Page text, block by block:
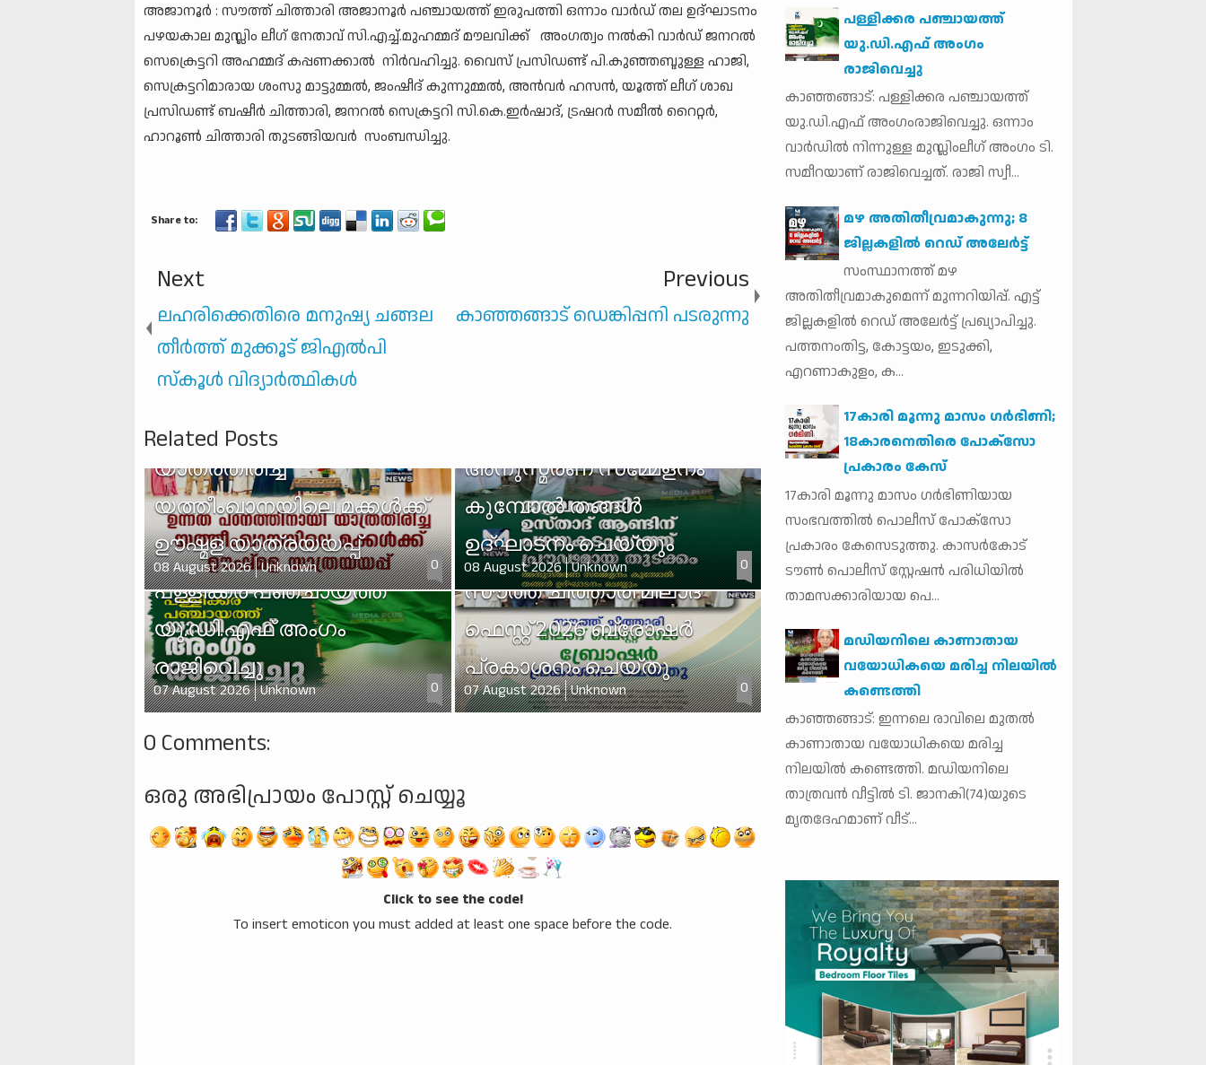
അജാനൂർ : സൗത്ത് ചിത്താരി അജാനൂർ പഞ്ചായത്ത് ഇരുപത്തി ഒന്നാം വാർഡ് തല ഉദ്ഘാടനം
പഴയകാല മുസ്ലിം ലീഗ് നേതാവ് സി.എച്ച്.മുഹമ്മദ്‌ മൗലവിക്ക് അംഗത്വം നൽകി വാർഡ്‌ ജനറൽ
സെക്രെട്ടറി അഹമ്മദ് കപ്പണക്കാൽ നിർവഹിച്ചു. വൈസ് പ്രസിഡണ്ട്‌ പി.കുഞ്ഞബ്ദുള്ള ഹാജി,
സെക്രട്ടറിമാരായ ശംസു മാട്ടുമ്മൽ, ജംഷീദ് കുന്നുമ്മൽ, അൻവർ ഹസൻ, യൂത്ത് ലീഗ് ശാഖ
പ്രസിഡണ്ട്‌ ബഷീർ ചിത്താരി, ജനറൽ സെക്രട്ടറി സി.കെ.ഇർഷാദ്, ട്രഷറർ സമീൽ റൈറ്റർ,
ഹാറൂൺ ചിത്താരി തുടങ്ങിയവർ സംബന്ധിച്ചു.
Next
ലഹരിക്കെതിരെ മനുഷ്യ ചങ്ങല
തീർത്ത് മുക്കൂട് ജിഎൽപി
സ്‌കൂൾ വിദ്യാർത്ഥികൾ
Previous
കാഞ്ഞങ്ങാട് ഡെങ്കിപ്പനി പടരുന്നു
Related Posts
ഉന്നത പഠനത്തിനായി
യാത്രതിരിച്ച
യത്തീംഖാനയിലെ മക്കൾക്ക്
ഊഷ്മള യാത്രയയപ്പ്
08 August 2026 Unknown 0
അനുസ്മരണ സമ്മേളനം
കുമ്പോൽ തങ്ങൾ
ഉദ്ഘാടനം ചെയ്യും
08 August 2026 Unknown 0
പള്ളിക്കര പഞ്ചായത്ത്
യു.ഡി.എഫ് അംഗം
രാജിവെച്ചു
07 August 2026 Unknown 0
സൗത്ത് ചിത്താരി മീലാദ്
ഫെസ്റ്റ് 2026 ബ്രോഷർ
പ്രകാശനം ചെയ്തു
07 August 2026 Unknown 0
0 Comments:
ഒരു അഭിപ്രായം പോസ്റ്റ് ചെയ്യൂ
Click to see the code!
To insert emoticon you must added at least one space before the code.
പള്ളിക്കര പഞ്ചായത്ത്
യു.ഡി.എഫ് അംഗം
രാജിവെച്ചു
കാഞ്ഞങ്ങാട്: പള്ളിക്കര പഞ്ചായത്ത്
യു.ഡി.എഫ് അംഗംരാജിവെച്ചു. ഒന്നാം
വാര്‍ഡില്‍ നിന്നുള്ള മുസ്ലിംലീഗ് അംഗം ടി.
സമീറയാണ് രാജിവെച്ചത്. രാജി സ്വീ...
മഴ അതിതീവ്രമാകുന്നു; 8
ജില്ലകളില്‍ റെഡ് അലേർട്ട്
സംസ്ഥാനത്ത് മഴ
അതിതീവ്രമാകുമെന്ന് മുന്നറിയിപ്പ്. എട്ട്
ജില്ലകളില്‍ റെഡ് അലേര്‍ട്ട് പ്രഖ്യാപിച്ചു.
പത്തനംതിട്ട, കോട്ടയം, ഇടുക്കി,
എറണാകുളം, ക...
17കാരി മൂന്നു മാസം ഗര്‍ഭിണി;
18കാരനെതിരെ പോക്‌സോ
പ്രകാരം കേസ്
17കാരി മൂന്നു മാസം ഗര്‍ഭിണിയായ
സംഭവത്തില്‍ പൊലീസ് പോക്‌സോ
പ്രകാരം കേസെടുത്തു. കാസര്‍കോട്
ടൗണ്‍ പൊലീസ് സ്റ്റേഷന്‍ പരിധിയില്‍
താമസക്കാരിയായ പെ...
മഡിയനിലെ കാണാതായ
വയോധികയെ മരിച്ച നിലയില്‍
കണ്ടെത്തി
കാഞ്ഞങ്ങാട്: ഇന്നലെ രാവിലെ മുതല്‍
കാണാതായ വയോധികയെ മരിച്ച
നിലയില്‍ കണ്ടെത്തി. മഡിയനിലെ
താത്രവന്‍ വീട്ടില്‍ ടി. ജാനകി(74)യുടെ
മൃതദേഹമാണ് വീട്...